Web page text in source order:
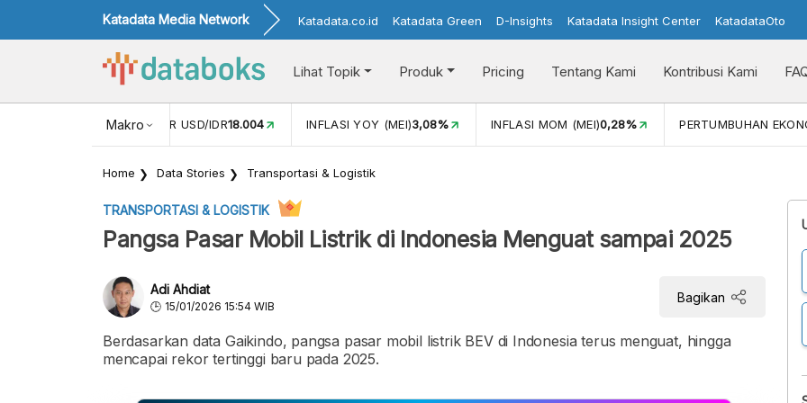
Katadata Media Network Katadata.co.id Katadata Green D-Insights Katadata Insight Center KatadataOto
Lihat Topik Produk Pricing Tentang Kami Kontribusi Kami
Makro
NILAI TUKAR USD/IDR18.004 INFLASI YOY (MEI)3,08% INFLASI MOM (MEI)0,28% PERTUMBUHAN
Home Data Stories Transportasi & Logistik
TRANSPORTASI & LOGISTIK
Pangsa Pasar Mobil Listrik di Indonesia Menguat sampai 2025
Adi Ahdiat
15/01/2026 15:54 WIB
Bagikan
Berdasarkan data Gaikindo, pangsa pasar mobil listrik BEV di Indonesia terus menguat, hingga
mencapai rekor tertinggi baru pada 2025.